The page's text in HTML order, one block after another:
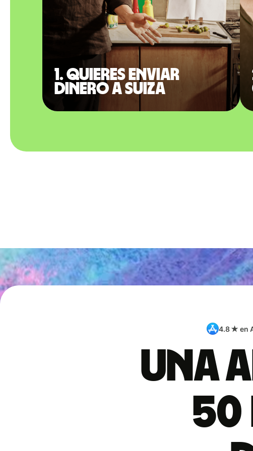
1. Quieres enviar
dinero a Suiza
4.8 ★ en
Una
50